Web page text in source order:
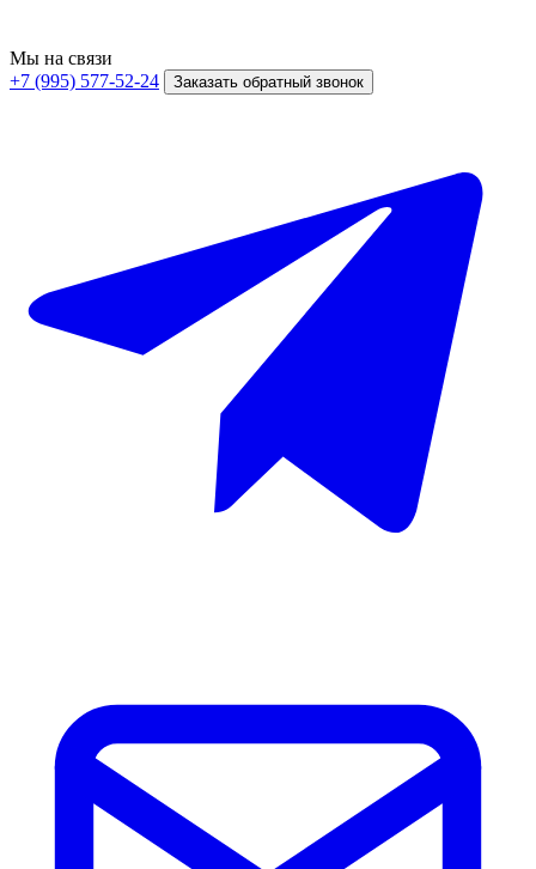
Мы на связи
+7 (995) 577-52-24
Заказать обратный звонок